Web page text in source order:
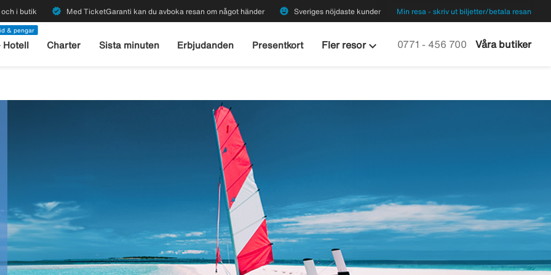
i butik verified Med TicketGaranti kan du avboka resan om något händer emoji_emotions Sveriges nöjdaste kunder Min resa - skriv ut biljetter/betala resan
& pengar
Hotell Charter Sista minuten Erbjudanden Presentkort Fler resorkeyboard_arrow_down Ring oss på
0771 - 456 700 Våra butiker